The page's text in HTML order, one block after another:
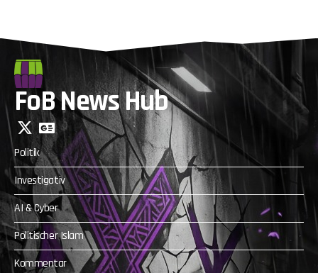
FoB News Hub
Politik
Investigativ
AI & Cyber
Politischer Islam
Kommentar